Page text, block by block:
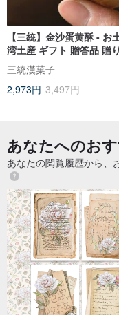
【三統】金沙蛋黄酥 - お
湾土産 ギフト 贈答品 贈
三統漢菓子
2,973円 3,497円
あなたへのお
あなたの閲覧履歴から、